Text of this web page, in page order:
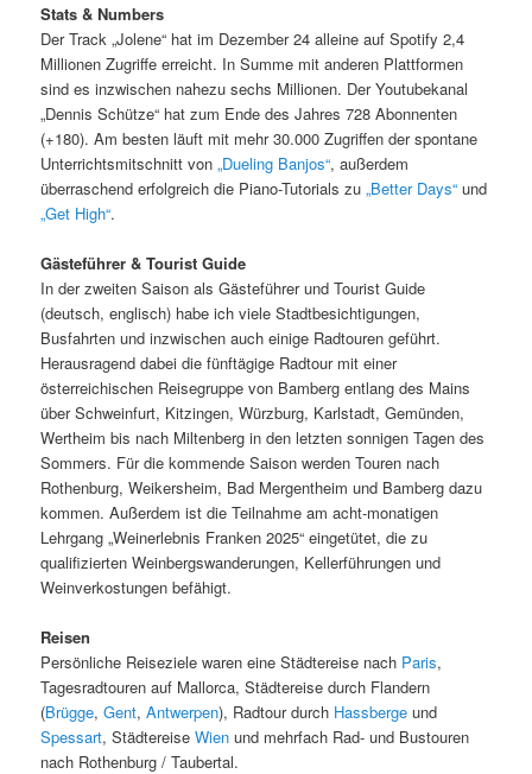
Stats & Numbers
Der Track „Jolene“ hat im Dezember 24 alleine auf Spotify 2,4
Millionen Zugriffe erreicht. In Summe mit anderen Plattformen
sind es inzwischen nahezu sechs Millionen. Der Youtubekanal
„Dennis Schütze“ hat zum Ende des Jahres 728 Abonnenten
(+180). Am besten läuft mit mehr 30.000 Zugriffen der spontane
Unterrichtsmitschnitt von„Dueling Banjos“, außerdem
überraschend erfolgreich die Piano-Tutorials zu„Better Days“ und
„Get High“.
Gästeführer & Tourist Guide
In der zweiten Saison als Gästeführer und Tourist Guide
(deutsch, englisch) habe ich viele Stadtbesichtigungen,
Busfahrten und inzwischen auch einige Radtouren geführt.
Herausragend dabei die fünftägige Radtour mit einer
österreichischen Reisegruppe von Bamberg entlang des Mains
über Schweinfurt, Kitzingen, Würzburg, Karlstadt, Gemünden,
Wertheim bis nach Miltenberg in den letzten sonnigen Tagen des
Sommers. Für die kommende Saison werden Touren nach
Rothenburg, Weikersheim, Bad Mergentheim und Bamberg dazu
kommen. Außerdem ist die Teilnahme am acht-monatigen
Lehrgang „Weinerlebnis Franken 2025“ eingetütet, die zu
qualifizierten Weinbergswanderungen, Kellerführungen und
Weinverkostungen befähigt.
Reisen
Persönliche Reiseziele waren eine Städtereise nach Paris,
Tagesradtouren auf Mallorca, Städtereise durch Flandern
(Brügge,Gent,Antwerpen), Radtour durch Hassberge und
Spessart, StädtereiseWien und mehrfach Rad- und Bustouren
nach Rothenburg / Taubertal.